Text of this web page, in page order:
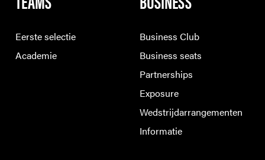
Eerste selectie
Academie
Business Club
Business seats
Partnerships
Exposure
Wedstrijdarrangementen
Informatie